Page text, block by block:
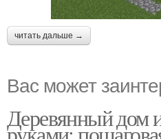
читать дальше →
Вас может
Деревянный дом